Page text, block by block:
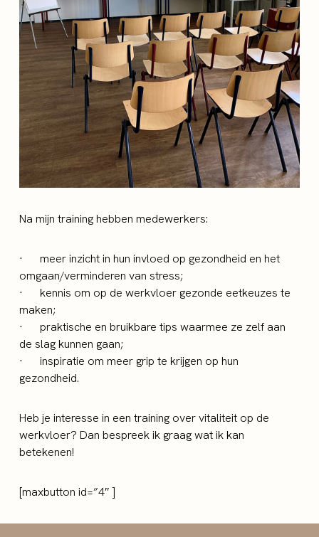
Na mijn training hebben medewerkers:
·
meer inzicht in hun invloed op gezondheid en het
omgaan/verminderen van stress;
·
kennis om op de werkvloer gezonde eetkeuzes te
maken;
·
praktische en bruikbare tips waarmee ze zelf aan
de slag kunnen gaan;
·
inspiratie om meer grip te krijgen op hun
gezondheid.
Heb je interesse in een training over vitaliteit op de
werkvloer? Dan bespreek ik graag wat ik kan
betekenen!
[maxbutton id=”4″ ]